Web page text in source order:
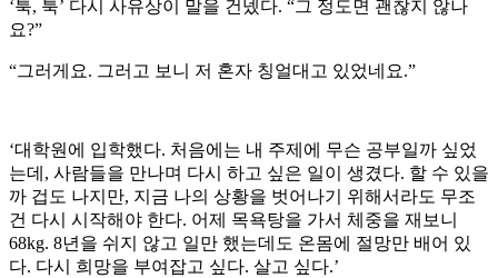
‘툭, 툭’ 다시 사유상이 말을 건넸다. “그 정도면 괜찮지 않나
요?”
“그러게요. 그러고 보니 저 혼자 칭얼대고 있었네요.”
‘대학원에 입학했다. 처음에는 내 주제에 무슨 공부일까 싶었
는데, 사람들을 만나며 다시 하고 싶은 일이 생겼다. 할 수 있을
까 겁도 나지만, 지금 나의 상황을 벗어나기 위해서라도 무조
건 다시 시작해야 한다. 어제 목욕탕을 가서 체중을 재보니
68kg. 8년을 쉬지 않고 일만 했는데도 온몸에 절망만 배어 있
다. 다시 희망을 부여잡고 싶다. 살고 싶다.’